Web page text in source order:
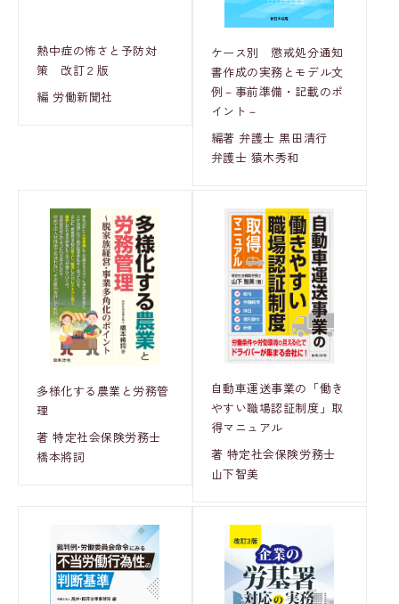
熱中症の怖さと予防対
策 改訂２版
編 労働新聞社
ケース別 懲戒処分通知
書作成の実務とモデル文
例－事前準備・記載のポ
イント－
編著 弁護士 黒田清行
弁護士 猿木秀和
多様化する農業と労務管
理
著 特定社会保険労務士
橋本將詞
自動車運送事業の「働き
やすい職場認証制度」取
得マニュアル
著 特定社会保険労務士
山下智美